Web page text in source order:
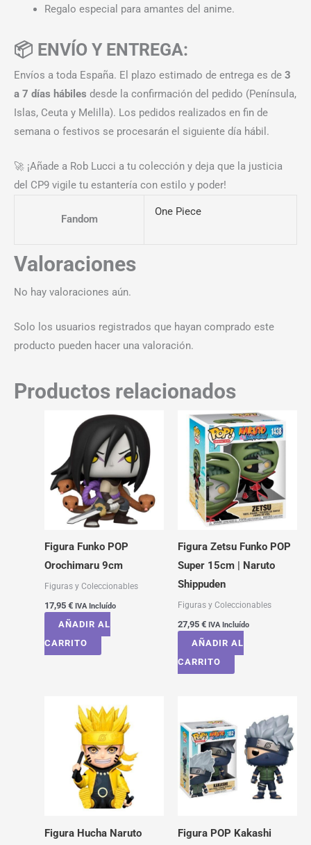
Regalo especial para amantes del anime.
📦 ENVÍO Y ENTREGA:
Envíos a toda España. El plazo estimado de entrega es de 3
a 7 días hábiles desde la confirmación del pedido (Península,
Islas, Ceuta y Melilla). Los pedidos realizados en fin de
semana o festivos se procesarán el siguiente día hábil.
🚀 ¡Añade a Rob Lucci a tu colección y deja que la justicia
del CP9 vigile tu estantería con estilo y poder!
Fandom
One Piece
Valoraciones
No hay valoraciones aún.
Solo los usuarios registrados que hayan comprado este
producto pueden hacer una valoración.
Productos relacionados
Figura Funko POP
Orochimaru 9cm
Figuras y Coleccionables
17,95 € IVA Incluído
AÑADIR AL
CARRITO
Figura Zetsu Funko POP
Super 15cm | Naruto
Shippuden
Figuras y Coleccionables
27,95 € IVA Incluído
AÑADIR AL
CARRITO
Figura Hucha Naruto
Figura POP Kakashi